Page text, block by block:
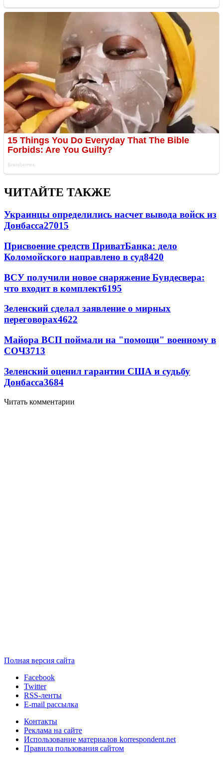
ЧИТАЙТЕ ТАКЖЕ
Украинцы определились насчет вывода войск из
Донбасса27015
Присвоение средств ПриватБанка: дело
Коломойского направлено в суд8420
ВСУ получили новое снаряжение Бундесвера:
что входит в комплект6195
Зеленский сделал заявление о мирных
переговорах4622
Майора ВСП поймали на "помощи" военному в
СОЧ3713
Зеленский оценил гарантии США и судьбу
Донбасса3684
Читать комментарии
Полная версия сайта
Facebook
Twitter
RSS-ленты
E-mail рассылка
Контакты
Реклама на сайте
Использование материалов korrespondent.net
Правила пользования сайтом